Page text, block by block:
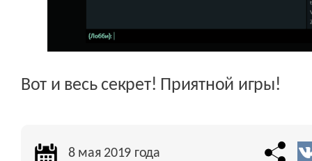
Вот и весь секрет! Приятной игры!
8 мая 2019 года